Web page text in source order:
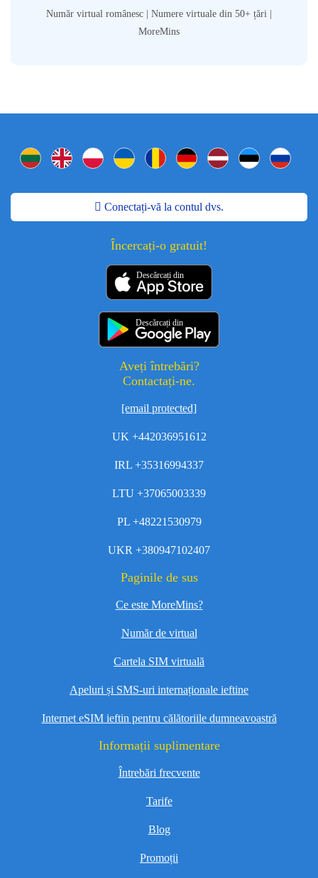
Număr virtual românesc | Numere virtuale din 50+ țări |
MoreMins
Conectați-vă la contul dvs.
Încercați-o gratuit!
Descărcați din
Descărcați din
Aveți întrebări?
Contactați-ne.
[email protected]
UK +442036951612
IRL +35316994337
LTU +37065003339
PL +48221530979
UKR +380947102407
Paginile de sus
Ce este MoreMins?
Număr de virtual
Cartela SIM virtuală
Apeluri și SMS-uri internaționale ieftine
Internet eSIM ieftin pentru călătoriile dumneavoastră
Informații suplimentare
Întrebări frecvente
Tarife
Blog
Promoții